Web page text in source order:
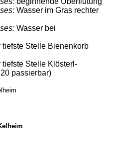
Wasser im Gras rechter
Wasser bei
Stelle Bienenkorb
Stelle Klösterl-
passierbar)